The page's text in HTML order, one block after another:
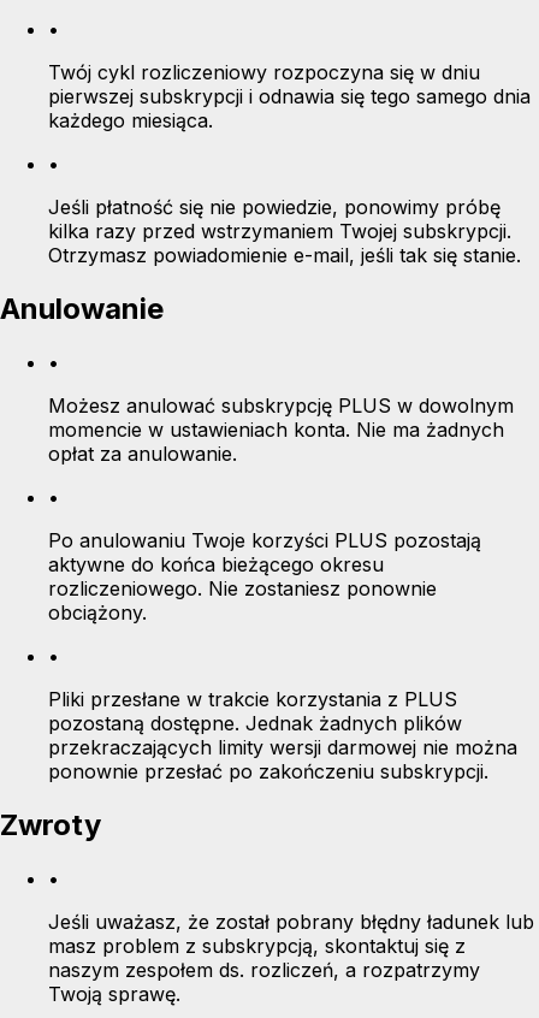
•
Twój cykl rozliczeniowy rozpoczyna się w dniu
pierwszej subskrypcji i odnawia się tego samego dnia
każdego miesiąca.
•
Jeśli płatność się nie powiedzie, ponowimy próbę
kilka razy przed wstrzymaniem Twojej subskrypcji.
Otrzymasz powiadomienie e-mail, jeśli tak się stanie.
Anulowanie
•
Możesz anulować subskrypcję PLUS w dowolnym
momencie w ustawieniach konta. Nie ma żadnych
opłat za anulowanie.
•
Po anulowaniu Twoje korzyści PLUS pozostają
aktywne do końca bieżącego okresu
rozliczeniowego. Nie zostaniesz ponownie
obciążony.
•
Pliki przesłane w trakcie korzystania z PLUS
pozostaną dostępne. Jednak żadnych plików
przekraczających limity wersji darmowej nie można
ponownie przesłać po zakończeniu subskrypcji.
Zwroty
•
Jeśli uważasz, że został pobrany błędny ładunek lub
masz problem z subskrypcją, skontaktuj się z
naszym zespołem ds. rozliczeń, a rozpatrzymy
Twoją sprawę.